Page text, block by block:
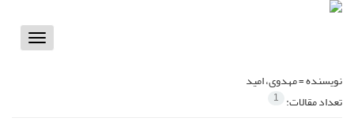
Toggle
نویسنده =مهدوی، امید
تعداد مقالات: 1